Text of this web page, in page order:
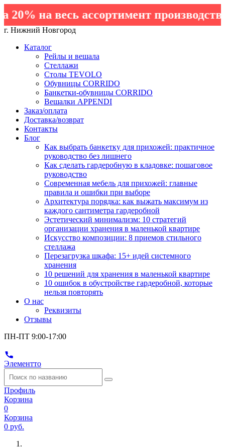
на весь ассортимент
г. Нижний Новгород
Каталог
Рейлы и вешала
Стеллажи
Столы TEVOLO
Обувницы CORRIDO
Банкетки-обувницы CORRIDO
Вешалки APPENDI
Заказ/оплата
Доставка/возврат
Контакты
Блог
Как выбрать банкетку для прихожей: практичное
руководство без лишнего
Как сделать гардеробную в кладовке: пошаговое
руководство
Современная мебель для прихожей: главные
правила и ошибки при выборе
Архитектура порядка: как выжать максимум из
каждого сантиметра гардеробной
Эстетический минимализм: 10 стратегий
организации хранения в маленькой квартире
Искусство композиции: 8 приемов стильного
стеллажа
Перезагрузка шкафа: 15+ идей системного
хранения
10 решений для хранения в маленькой квартире
10 ошибок в обустройстве гардеробной, которые
нельзя повторять
О нас
Реквизиты
Отзывы
ПН-ПТ 9:00-17:00
Элементто
Профиль
Корзина
0
Корзина
0 руб.